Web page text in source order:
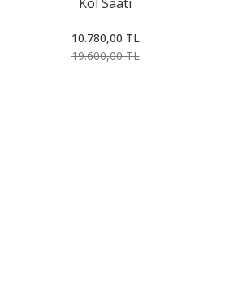
10.780,00 TL
19.600,00 TL